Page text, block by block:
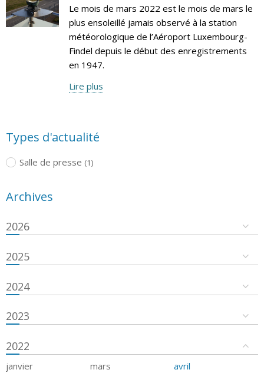
Le mois de mars 2022 est le mois de mars le
plus ensoleillé jamais observé à la station
météorologique de l’Aéroport Luxembourg-
Findel depuis le début des enregistrements
en 1947.
Lire plus
Types d'actualité
Salle de presse (1)
Archives
2026
2025
2024
2023
2022
janvier mars
avril